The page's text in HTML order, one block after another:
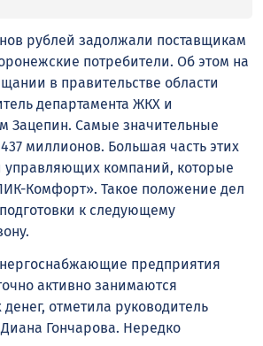
рублей задолжали поставщикам
потребители. Об этом на
в правительстве области
департамента ЖКХ и
Зацепин. Самые значительные
миллионов. Большая часть этих
управляющих компаний, которые
Комфорт». Такое положение дел
к следующему
предприятия
активно занимаются
отметила руководитель
Гончарова. Нередко